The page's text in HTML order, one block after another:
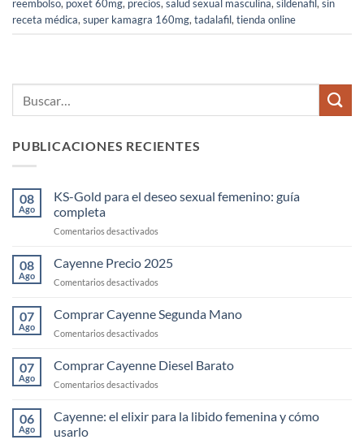
reembolso, poxet 60mg, precios, salud sexual masculina, sildenafil, sin
receta médica, super kamagra 160mg, tadalafil, tienda online
PUBLICACIONES RECIENTES
08
Ago
KS-Gold para el deseo sexual femenino: guía
completa
Comentarios desactivados
Gold
para
el
sexual
08
Ago
Cayenne Precio 2025
Comentarios desactivados
Precio
2025
07
Ago
Comprar Cayenne Segunda Mano
Comentarios desactivados
Cayenne
Segunda
Mano
07
Ago
Comprar Cayenne Diesel Barato
Comentarios desactivados
Cayenne
Diesel
06
Ago
Cayenne: el elixir para la libido femenina y cómo
usarlo